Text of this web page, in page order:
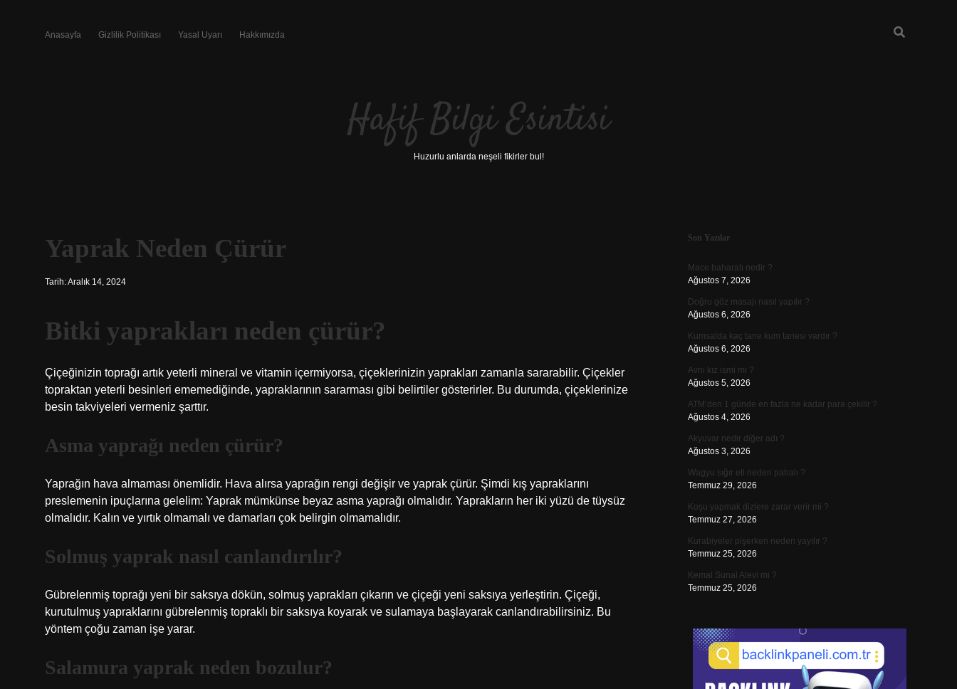
Anasayfa Gizlilik Politikası Yasal Uyarı Hakkımızda
Hafif Bilgi Esintisi
Huzurlu anlarda neşeli fikirler bul!
Yaprak Neden Çürür
Tarih: Aralık 14, 2024
Bitki yaprakları neden çürür?
Çiçeğinizin toprağı artık yeterli mineral ve vitamin içermiyorsa, çiçeklerinizin yaprakları zamanla sararabilir. Çiçekler
topraktan yeterli besinleri ememediğinde, yapraklarının sararması gibi belirtiler gösterirler. Bu durumda, çiçeklerinize
besin takviyeleri vermeniz şarttır.
Asma yaprağı neden çürür?
Yaprağın hava almaması önemlidir. Hava alırsa yaprağın rengi değişir ve yaprak çürür. Şimdi kış yapraklarını
preslemenin ipuçlarına gelelim: Yaprak mümkünse beyaz asma yaprağı olmalıdır. Yaprakların her iki yüzü de tüysüz
olmalıdır. Kalın ve yırtık olmamalı ve damarları çok belirgin olmamalıdır.
Solmuş yaprak nasıl canlandırılır?
Gübrelenmiş toprağı yeni bir saksıya dökün, solmuş yaprakları çıkarın ve çiçeği yeni saksıya yerleştirin. Çiçeği,
kurutulmuş yapraklarını gübrelenmiş topraklı bir saksıya koyarak ve sulamaya başlayarak canlandırabilirsiniz. Bu
yöntem çoğu zaman işe yarar.
Salamura yaprak neden bozulur?
Sidebar
Son Yazılar
Mace baharatı nedir ?
Ağustos 7, 2026
Doğru göz masajı nasıl yapılır ?
Ağustos 6, 2026
Kumsalda kaç tane kum tanesi vardır ?
Ağustos 6, 2026
Avni kız ismi mi ?
Ağustos 5, 2026
ATM’den 1 günde en fazla ne kadar para çekilir ?
Ağustos 4, 2026
Akyuvar nedir diğer adı ?
Ağustos 3, 2026
Wagyu sığır eti neden pahalı ?
Temmuz 29, 2026
Koşu yapmak dizlere zarar verir mi ?
Temmuz 27, 2026
Kurabiyeler pişerken neden yayılır ?
Temmuz 25, 2026
Kemal Sunal Alevi mi ?
Temmuz 25, 2026